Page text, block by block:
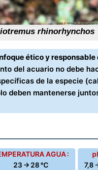
rhinorhynchos
ético y
del acuario no debe
de la especie
deben mantenerse
AGUA :
23 → 28 °C
7,8